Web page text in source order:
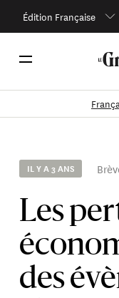
Édition Française
IL Y A 3 ANS
Les
des